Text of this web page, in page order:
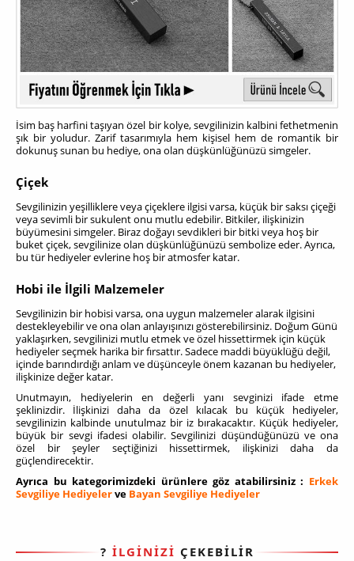
İsim baş harfini taşıyan özel bir kolye, sevgilinizin kalbini fethetmenin
şık bir yoludur. Zarif tasarımıyla hem kişisel hem de romantik bir
dokunuş sunan bu hediye, ona olan düşkünlüğünüzü simgeler.
Çiçek
Sevgilinizin yeşilliklere veya çiçeklere ilgisi varsa, küçük bir saksı çiçeği
veya sevimli bir sukulent onu mutlu edebilir. Bitkiler, ilişkinizin
büyümesini simgeler. Biraz doğayı sevdikleri bir bitki veya hoş bir
buket çiçek, sevgilinize olan düşkünlüğünüzü sembolize eder. Ayrıca,
bu tür hediyeler evlerine hoş bir atmosfer katar.
Hobi ile İlgili Malzemeler
Sevgilinizin bir hobisi varsa, ona uygun malzemeler alarak ilgisini
destekleyebilir ve ona olan anlayışınızı gösterebilirsiniz. Doğum Günü
yaklaşırken, sevgilinizi mutlu etmek ve özel hissettirmek için küçük
hediyeler seçmek harika bir fırsattır. Sadece maddi büyüklüğü değil,
içinde barındırdığı anlam ve düşünceyle önem kazanan bu hediyeler,
ilişkinize değer katar.
Unutmayın, hediyelerin en değerli yanı sevginizi ifade etme
şeklinizdir. İlişkinizi daha da özel kılacak bu küçük hediyeler,
sevgilinizin kalbinde unutulmaz bir iz bırakacaktır. Küçük hediyeler,
büyük bir sevgi ifadesi olabilir. Sevgilinizi düşündüğünüzü ve ona
özel bir şeyler seçtiğinizi hissettirmek, ilişkinizi daha da
güçlendirecektir.
Ayrıca bu kategorimizdeki ürünlere göz atabilirsiniz : Erkek
Sevgiliye Hediyelerve Bayan Sevgiliye Hediyeler
? İLGİNİZİ ÇEKEBİLİR